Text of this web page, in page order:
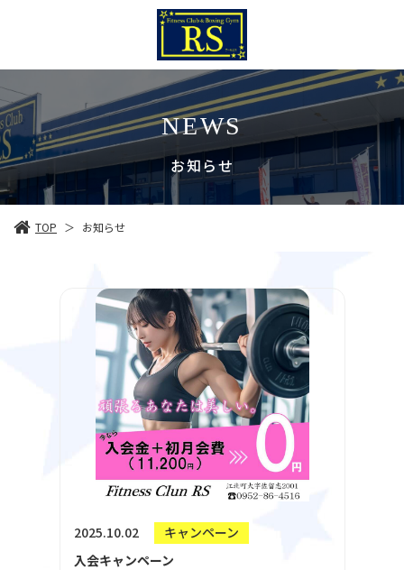
NEWS
お知らせ
TOP ＞ お知らせ
2025.10.02 キャンペーン
入会キャンペーン